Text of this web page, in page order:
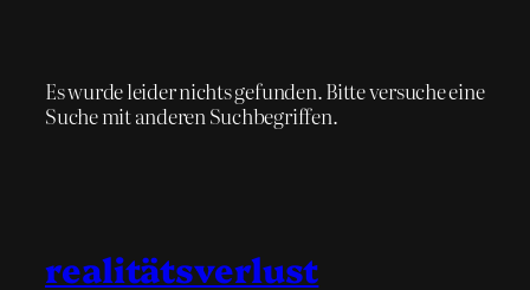
Es wurde leider nichts gefunden. Bitte versuche eine
Suche mit anderen Suchbegriffen.
realitätsverlust